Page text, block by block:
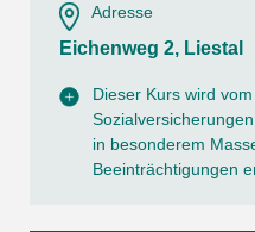
Adresse
Eichenweg 2, Liestal
Dieser Kurs wird
in besonderem
Beeinträchtigungen